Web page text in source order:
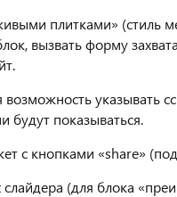
плитками»
вызвать форму
указывать
будут показываться.
с кнопками «share»
(для блока